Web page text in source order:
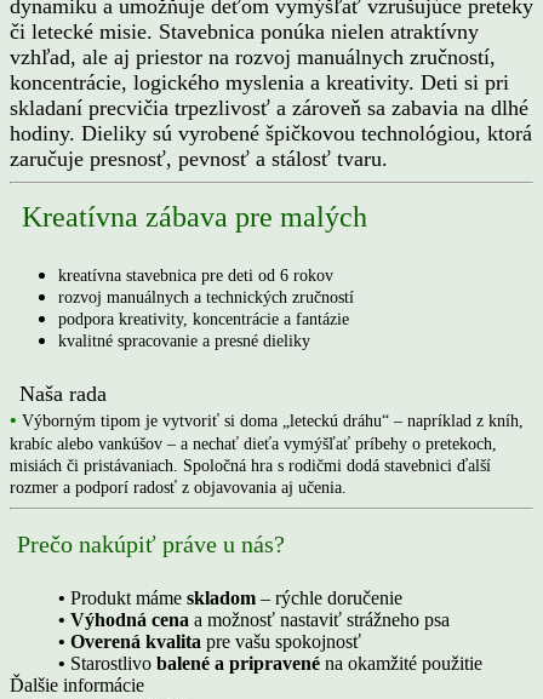
dynamiku a umožňuje deťom vymýšľať vzrušujúce preteky
či letecké misie. Stavebnica ponúka nielen atraktívny
vzhľad, ale aj priestor na rozvoj manuálnych zručností,
koncentrácie, logického myslenia a kreativity. Deti si pri
skladaní precvičia trpezlivosť a zároveň sa zabavia na dlhé
hodiny. Dieliky sú vyrobené špičkovou technológiou, ktorá
zaručuje presnosť, pevnosť a stálosť tvaru.
Kreatívna zábava pre malých
kreatívna stavebnica pre deti od 6 rokov
rozvoj manuálnych a technických zručností
podpora kreativity, koncentrácie a fantázie
kvalitné spracovanie a presné dieliky
Naša rada
• Výborným tipom je vytvoriť si doma „leteckú dráhu“ – napríklad z kníh,
krabíc alebo vankúšov – a nechať dieťa vymýšľať príbehy o pretekoch,
misiách či pristávaniach. Spoločná hra s rodičmi dodá stavebnici ďalší
rozmer a podporí radosť z objavovania aj učenia.
Prečo nakúpiť práve u nás?
• Produkt máme skladom – rýchle doručenie
• Výhodná cena a možnosť nastaviť strážneho psa
• Overená kvalita pre vašu spokojnosť
• Starostlivo balené a pripravené na okamžité použitie
Ďalšie informácie